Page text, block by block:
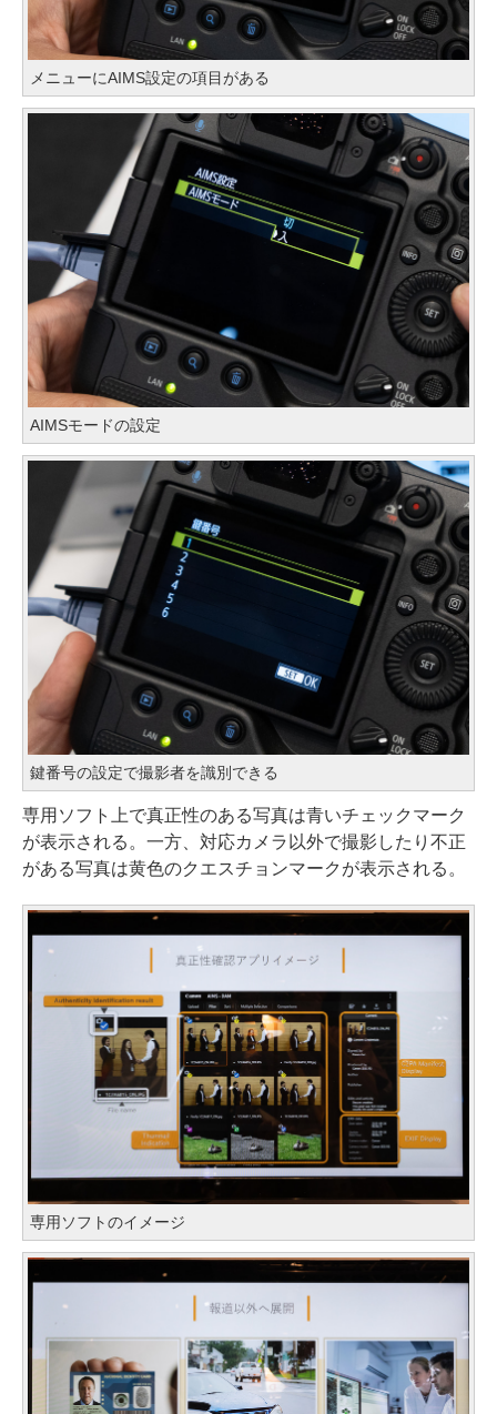
メニューにAIMS設定の項目がある
AIMSモードの設定
鍵番号の設定で撮影者を識別できる
専用ソフト上で真正性のある写真は青いチェックマーク
が表示される。一方、対応カメラ以外で撮影したり不正
がある写真は黄色のクエスチョンマークが表示される。
専用ソフトのイメージ